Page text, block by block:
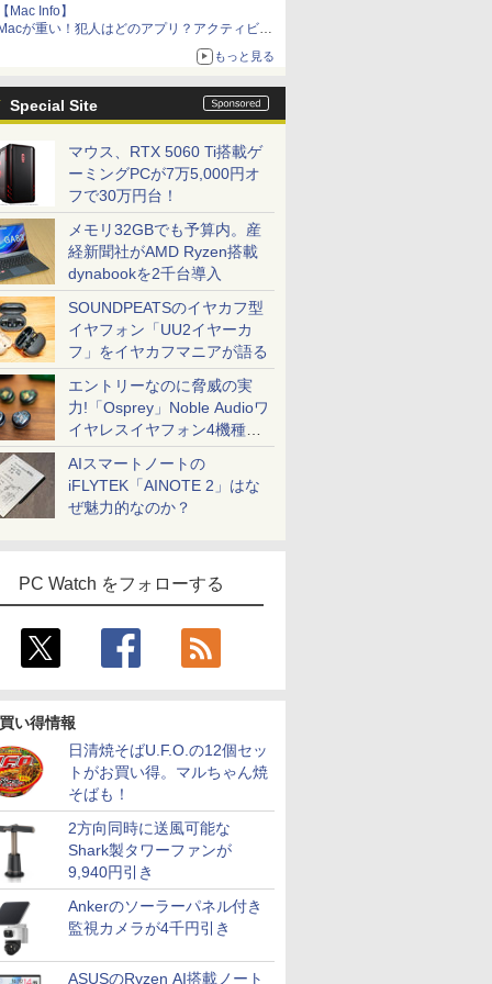
Mac Info】
が重い！犯人はどのアプリ？アクティビテ
もっと見る
Special Site
マウス、RTX 5060 Ti搭載ゲ
ーミングPCが7万5,000円オ
フで30万円台！
メモリ32GBでも予算内。産
経新聞社がAMD Ryzen搭載
dynabookを2千台導入
SOUNDPEATSのイヤカフ型
イヤフォン「UU2イヤーカ
フ」をイヤカフマニアが語る
エントリーなのに脅威の実
力!「Osprey」Noble Audioワ
イヤレスイヤフォン4機種を
一気に聴く
AIスマートノートの
iFLYTEK「AINOTE 2」はな
ぜ魅力的なのか？
PC Watch をフォローする
い得情報
日清焼そばU.F.O.の12個セッ
トがお買い得。マルちゃん焼
そばも！
2方向同時に送風可能な
Shark製タワーファンが
9,940円引き
Ankerのソーラーパネル付き
監視カメラが4千円引き
ASUSのRyzen AI搭載ノート